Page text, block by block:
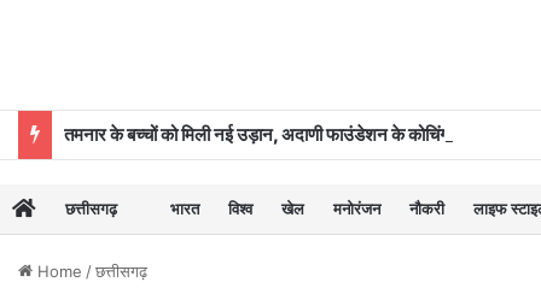
छत्तीसगढ़ भारत विश्व खेल मनोरंजन नौकरी लाइफ
Home /छत्तीसगढ़